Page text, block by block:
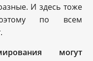
И здесь тоже
по всем
могут